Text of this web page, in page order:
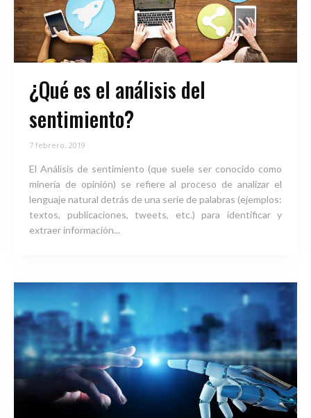
¿Qué es el análisis del
sentimiento?
7 febrero, 2019
El Análisis de sentimiento (que suele ser conocido como
minería de opinión) se refiere al proceso de analizar el
lenguaje natural detrás de una serie de palabras (ejemplos:
textos, publicaciones, tweets, etc.) para identificar y
extraer información...